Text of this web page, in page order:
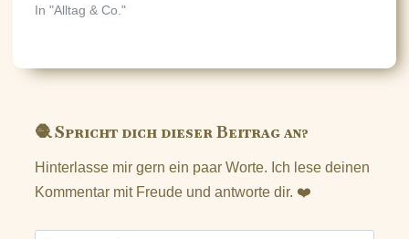
In "Alltag & Co."
🧶 Spricht dich dieser Beitrag an?
Hinterlasse mir gern ein paar Worte. Ich lese deinen
Kommentar mit Freude und antworte dir. ❤️